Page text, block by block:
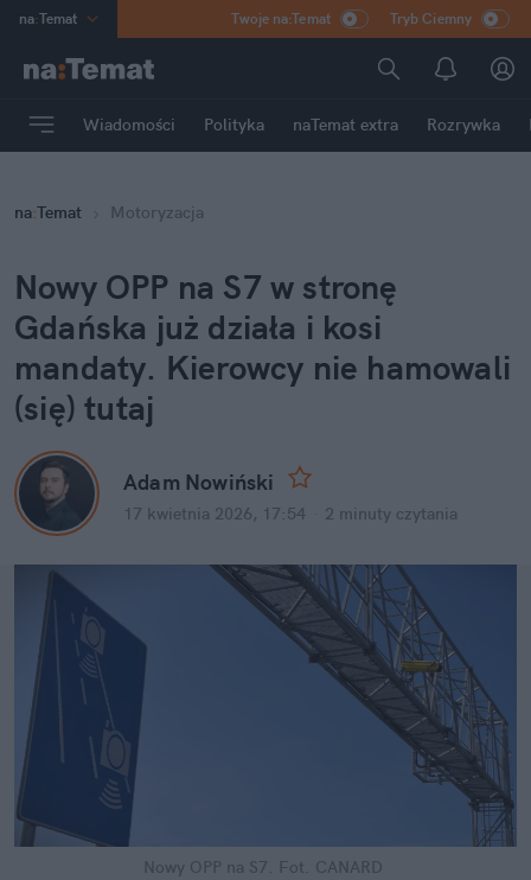
na:Temat
Poland
mama
Rozrywka
Twoje na:Temat Tryb Ciemny
Wiadomości Polityka naTemat extra Rozrywka
na:Temat Motoryzacja
Nowy OPP na S7 w stronę
Gdańska już działa i kosi
mandaty. Kierowcy nie hamowali
(się) tutaj
Adam Nowiński
17 kwietnia 2026, 17:54 2 minuty czytania
Nowy OPP na S7. Fot. CANARD